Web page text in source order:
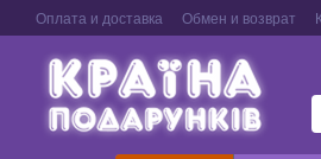
Перейти к основному контенту
Оплата и доставка Обмен и возврат